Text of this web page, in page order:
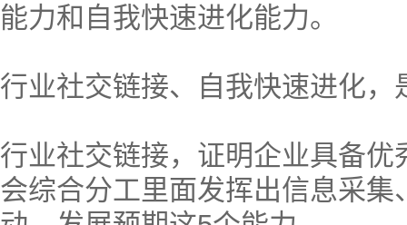
能力和自我快速进化能力。
行业社交链接、自我快速进化
行业社交链接，证明企业具备
会综合分工里面发挥出信息采